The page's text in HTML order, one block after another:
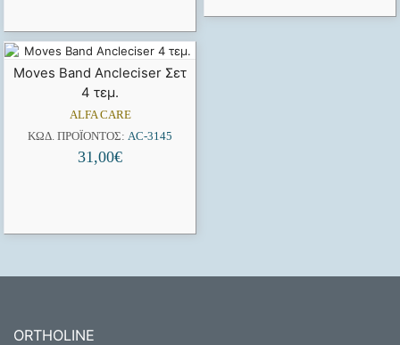
Moves Band Ancleciser Σετ
4 τεμ.
ALFA CARE
ΚΩΔ. ΠΡΟΪΌΝΤΟΣ: AC-3145
31,00€
ORTHOLINE